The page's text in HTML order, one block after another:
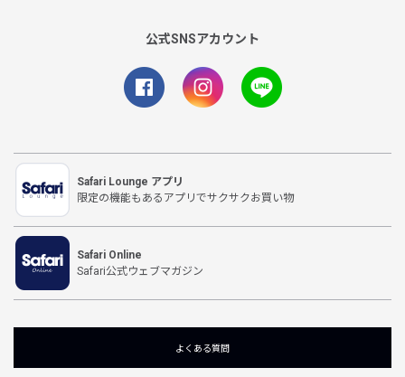
公式SNSアカウント
Safari Lounge アプリ
限定の機能もあるアプリでサクサクお買い物
Safari Online
Safari公式ウェブマガジン
よくある質問